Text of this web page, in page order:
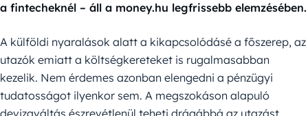
a fintecheknél – áll a money.hu legfrissebb elemzésében.
A külföldi nyaralások alatt a kikapcsolódásé a főszerep, az
utazók emiatt a költségkereteket is rugalmasabban
kezelik. Nem érdemes azonban elengedni a pénzügyi
tudatosságot ilyenkor sem. A megszokáson alapuló
devizaváltás észrevétlenül teheti drágábbá az utazást,